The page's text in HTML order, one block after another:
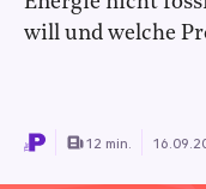
will und welche
12 min.